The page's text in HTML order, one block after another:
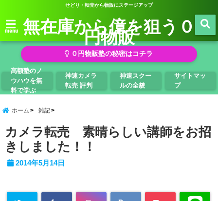
せどり・転売から物販にステージアップ
menu 無在庫から億を狙う０
円物販
０円物販塾の秘密はコチラ
高額塾のノ
ウハウを無
料で学ぶ
神速カメラ
転売 評判
神速スクー
ルの全貌
サイトマッ
プ
ホーム 雑記
カメラ転売 素晴らしい講師をお招
きしました！！
2014年5月14日